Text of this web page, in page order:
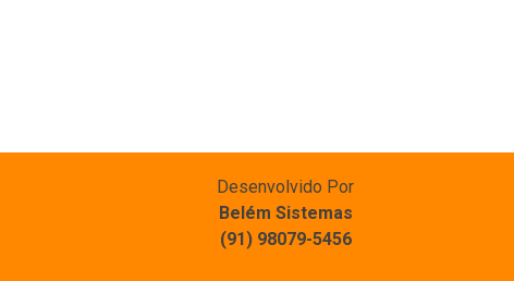
Desenvolvido Por
Belém Sistemas
(91) 98079-5456